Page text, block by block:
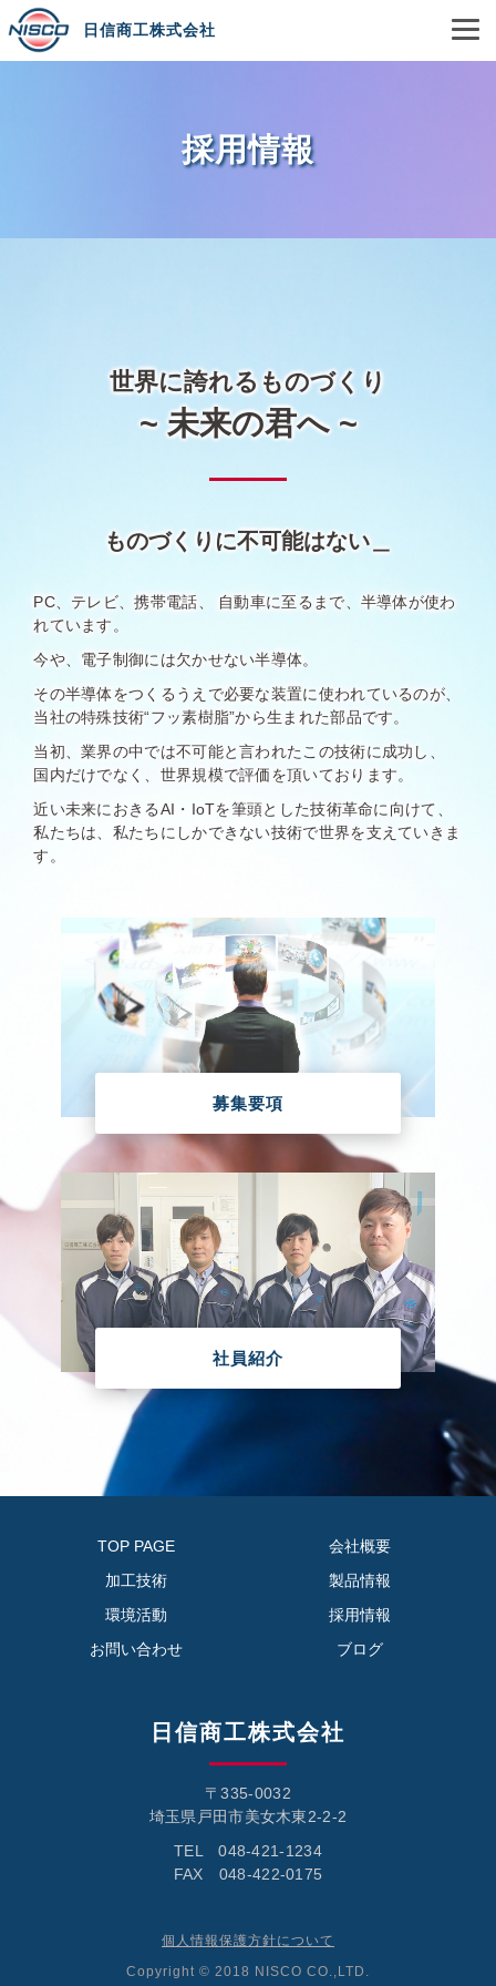
日信商工株式会社
採用情報
世界に誇れるものづくり
~ 未来の君へ ~
ものづくりに不可能はない＿
PC、テレビ、携帯電話、 自動車に至るまで、半導体が使わ
れています。
今や、電子制御には欠かせない半導体。
その半導体をつくるうえで必要な装置に使われているのが、
当社の特殊技術“フッ素樹脂”から生まれた部品です。
当初、業界の中では不可能と言われたこの技術に成功し、
国内だけでなく、世界規模で評価を頂いております。
近い未来におきるAI・IoTを筆頭とした技術革命に向けて、
私たちは、私たちにしかできない技術で世界を支えていきま
す。
募集要項
社員紹介
TOP PAGE
会社概要
加工技術
製品情報
環境活動
採用情報
お問い合わせ
ブログ
日信商工株式会社
〒335-0032
埼玉県戸田市美女木東2-2-2
TEL 048-421-1234
FAX 048-422-0175
個人情報保護方針について
Copyright © 2018 NISCO CO.,LTD.